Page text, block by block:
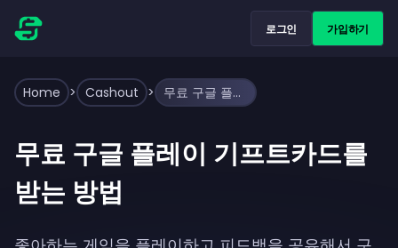
로그인 가입하기
Home > Cashout > 무료 구글 플레이 기프트카드를 받는 방법
무료 구글 플레이 기프트카드를
받는 방법